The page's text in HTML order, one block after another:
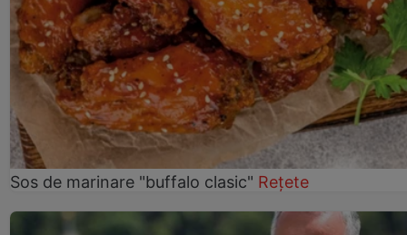
Sos de marinare "buffalo clasic" Rețete